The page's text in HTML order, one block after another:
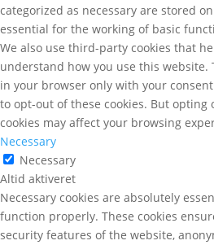
categorized as necessary are stored
essential for the working of basic
We also use third-party cookies that
understand how you use this website.
in your browser only with your
to opt-out of these cookies. But opting
cookies may affect your browsing
Necessary
Necessary
Altid aktiveret
Necessary cookies are absolutely
function properly. These cookies
security features of the website,